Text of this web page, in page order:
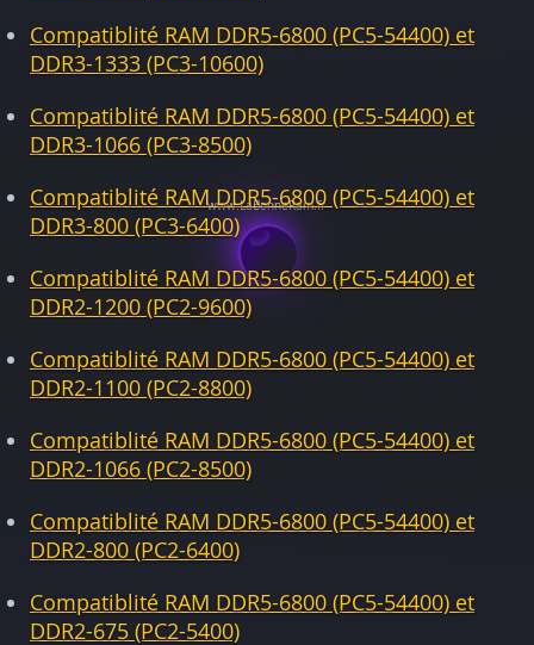
Compatiblité RAM DDR5-6800 (PC5-54400) et
DDR3-1333 (PC3-10600)
Compatiblité RAM DDR5-6800 (PC5-54400) et
DDR3-1066 (PC3-8500)
Compatiblité RAM DDR5-6800 (PC5-54400) et
DDR3-800 (PC3-6400)
Compatiblité RAM DDR5-6800 (PC5-54400) et
DDR2-1200 (PC2-9600)
Compatiblité RAM DDR5-6800 (PC5-54400) et
DDR2-1100 (PC2-8800)
Compatiblité RAM DDR5-6800 (PC5-54400) et
DDR2-1066 (PC2-8500)
Compatiblité RAM DDR5-6800 (PC5-54400) et
DDR2-800 (PC2-6400)
Compatiblité RAM DDR5-6800 (PC5-54400) et
DDR2-675 (PC2-5400)